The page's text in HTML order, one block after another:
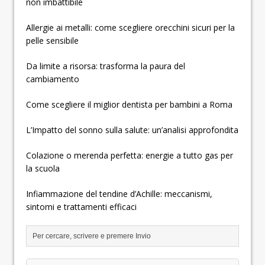
Allergie ai metalli: come scegliere orecchini sicuri per la
pelle sensibile
Da limite a risorsa: trasforma la paura del
cambiamento
Come scegliere il miglior dentista per bambini a Roma
L’Impatto del sonno sulla salute: un’analisi approfondita
Colazione o merenda perfetta: energie a tutto gas per
la scuola
Infiammazione del tendine d’Achille: meccanismi,
sintomi e trattamenti efficaci